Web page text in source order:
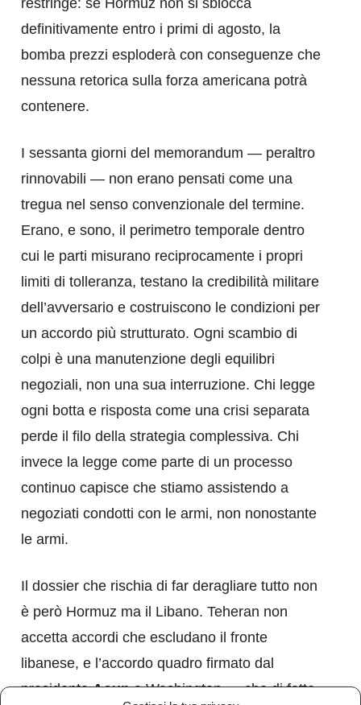
restringe: se Hormuz non si sblocca
definitivamente entro i primi di agosto, la
bomba prezzi esploderà con conseguenze che
nessuna retorica sulla forza americana potrà
contenere.
I sessanta giorni del memorandum — peraltro
rinnovabili — non erano pensati come una
tregua nel senso convenzionale del termine.
Erano, e sono, il perimetro temporale dentro
cui le parti misurano reciprocamente i propri
limiti di tolleranza, testano la credibilità militare
dell’avversario e costruiscono le condizioni per
un accordo più strutturato. Ogni scambio di
colpi è una manutenzione degli equilibri
negoziali, non una sua interruzione. Chi legge
ogni botta e risposta come una crisi separata
perde il filo della strategia complessiva. Chi
invece la legge come parte di un processo
continuo capisce che stiamo assistendo a
negoziati condotti con le armi, non nonostante
le armi.
Il dossier che rischia di far deragliare tutto non
è però Hormuz ma il Libano. Teheran non
accetta accordi che escludano il fronte
libanese, e l’accordo quadro firmato dal
presidenteAouna Washington — che di fatto